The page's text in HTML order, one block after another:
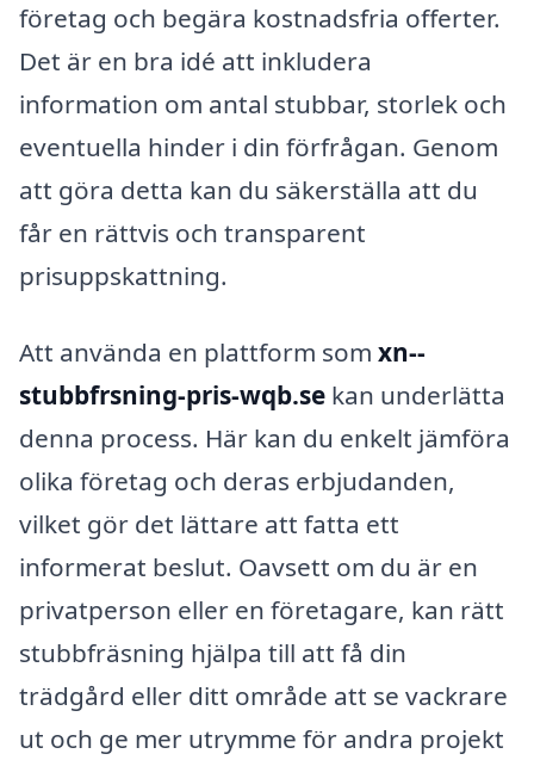
företag och begära kostnadsfria offerter.
Det är en bra idé att inkludera
information om antal stubbar, storlek och
eventuella hinder i din förfrågan. Genom
att göra detta kan du säkerställa att du
får en rättvis och transparent
prisuppskattning.
Att använda en plattform som xn--
stubbfrsning-pris-wqb.se kan underlätta
denna process. Här kan du enkelt jämföra
olika företag och deras erbjudanden,
vilket gör det lättare att fatta ett
informerat beslut. Oavsett om du är en
privatperson eller en företagare, kan rätt
stubbfräsning hjälpa till att få din
trädgård eller ditt område att se vackrare
ut och ge mer utrymme för andra projekt